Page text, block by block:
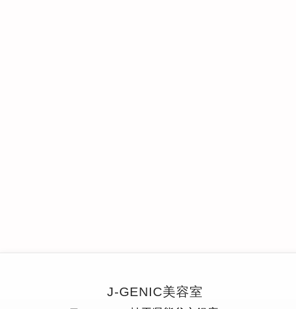
J-GENIC美容室